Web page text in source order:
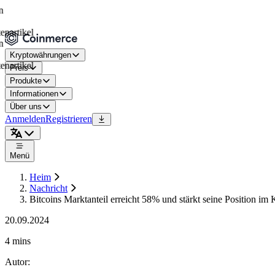
Kryptowährungen
Preis
Produkte
Informationen
Über uns
AnmeldenRegistrieren
Menü
Heim
Nachricht
Bitcoins Marktanteil erreicht 58% und stärkt seine Position im
20.09.2024
4 mins
Autor: